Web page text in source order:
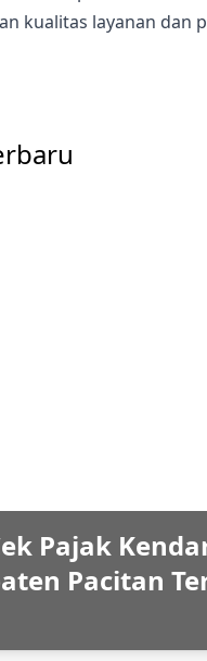
kualitas layanan dan
Pajak
Pacitan